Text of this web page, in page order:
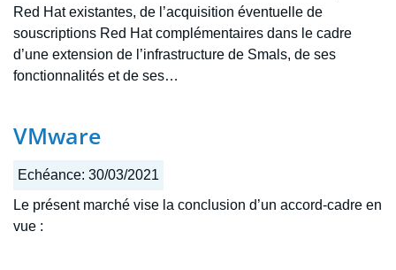
Red Hat existantes, de l’acquisition éventuelle de
souscriptions Red Hat complémentaires dans le cadre
d’une extension de l’infrastructure de Smals, de ses
fonctionnalités et de ses…
VMware
Echéance: 30/03/2021
Le présent marché vise la conclusion d’un accord-cadre en
vue :